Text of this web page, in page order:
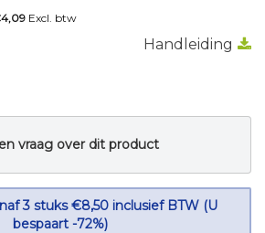
Excl. btw
Handleiding
vraag over dit product
3 stuks €8,50 inclusief BTW (U
bespaart -72%)